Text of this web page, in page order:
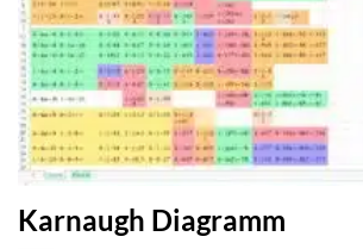
Karnaugh Diagramm